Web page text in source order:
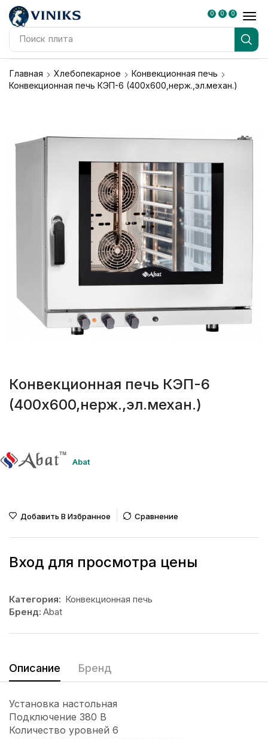
Поиск плита
0 0 0
Главная Хлебопекарное
Конвекционная печь
Конвекционная печь КЭП-6 (400х600,нерж.,эл.механ.)
Конвекционная печь КЭП-6
(400х600,нерж.,эл.механ.)
Abat
Добавить В Избранное Сравнение
Вход для просмотра цены
Категория: Конвекционная печь
Бренд: Abat
Описание Бренд
Установка настольная
Подключение 380 В
Количество уровней 6